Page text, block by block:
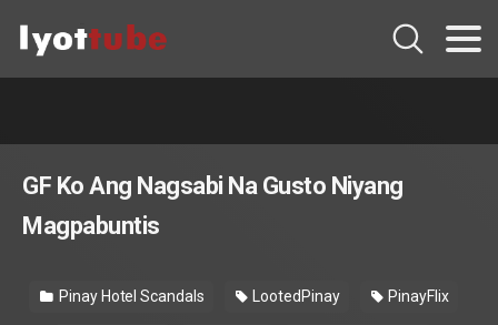
GF Ko Ang Nagsabi Na Gusto Niyang
Magpabuntis
Pinay Hotel Scandals LootedPinay PinayFlix